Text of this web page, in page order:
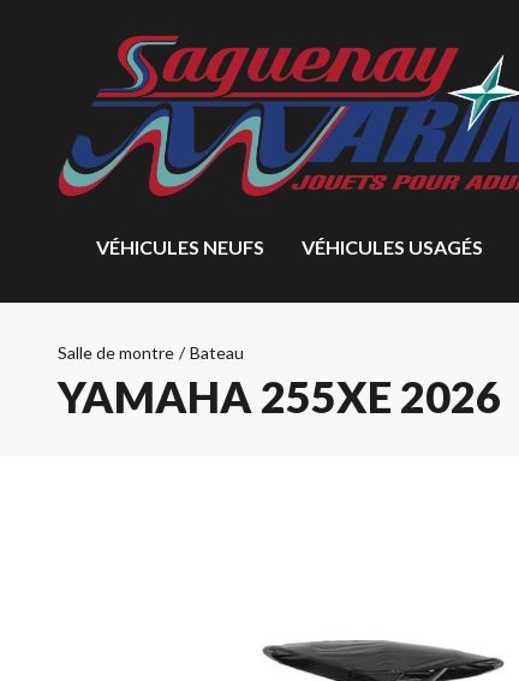
VÉHICULES NEUFS VÉHICULES USAGÉS
Salle de montre / Bateau
YAMAHA 255XE 2026